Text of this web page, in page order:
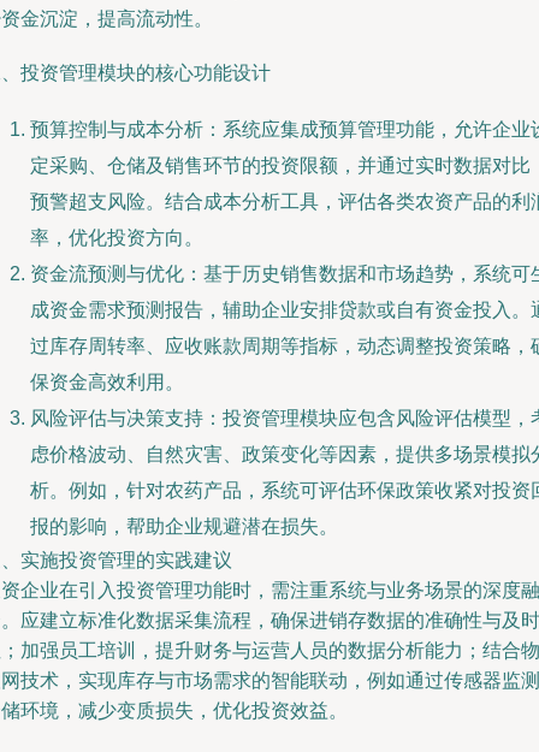
金沉淀，提高流动性。
投资管理模块的核心功能设计
预算控制与成本分析：系统应集成预算管理功能，允许企业
定采购、仓储及销售环节的投资限额，并通过实时数据对比
预警超支风险。结合成本分析工具，评估各类农资产品的利
率，优化投资方向。
资金流预测与优化：基于历史销售数据和市场趋势，系统可
成资金需求预测报告，辅助企业安排贷款或自有资金投入。
过库存周转率、应收账款周期等指标，动态调整投资策略，
保资金高效利用。
风险评估与决策支持：投资管理模块应包含风险评估模型，
虑价格波动、自然灾害、政策变化等因素，提供多场景模拟
析。例如，针对农药产品，系统可评估环保政策收紧对投资
报的影响，帮助企业规避潜在损失。
实施投资管理的实践建议
企业在引入投资管理功能时，需注重系统与业务场景的深度融
应建立标准化数据采集流程，确保进销存数据的准确性与及时
加强员工培训，提升财务与运营人员的数据分析能力；结合物
技术，实现库存与市场需求的智能联动，例如通过传感器监测
环境，减少变质损失，优化投资效益。